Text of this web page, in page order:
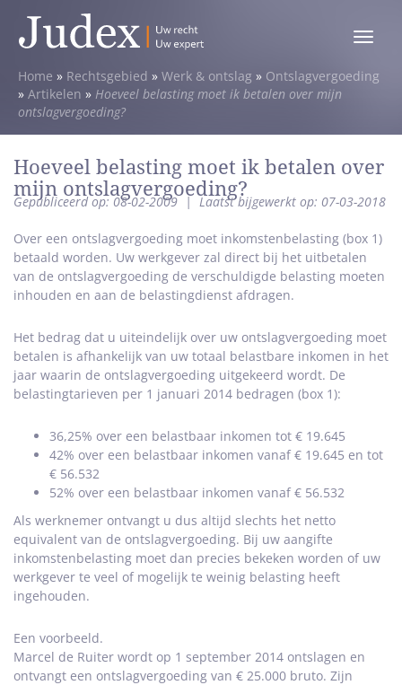
Toggle
Home » Rechtsgebied » Werk & ontslag » Ontslagvergoeding
» Artikelen » Hoeveel belasting moet ik betalen over mijn
ontslagvergoeding?
Hoeveel belasting moet ik betalen over
mijn ontslagvergoeding?
Gepubliceerd op: 08-02-2009 |Laatst bijgewerkt op: 07-03-2018
Over een ontslagvergoeding moet inkomstenbelasting (box 1)
betaald worden. Uw werkgever zal direct bij het uitbetalen
van de ontslagvergoeding de verschuldigde belasting moeten
inhouden en aan de belastingdienst afdragen.
Het bedrag dat u uiteindelijk over uw ontslagvergoeding moet
betalen is afhankelijk van uw totaal belastbare inkomen in het
jaar waarin de ontslagvergoeding uitgekeerd wordt. De
belastingtarieven per 1 januari 2014 bedragen (box 1):
36,25% over een belastbaar inkomen tot € 19.645
42% over een belastbaar inkomen vanaf € 19.645 en tot
€ 56.532
52% over een belastbaar inkomen vanaf € 56.532
Als werknemer ontvangt u dus altijd slechts het netto
equivalent van de ontslagvergoeding. Bij uw aangifte
inkomstenbelasting moet dan precies bekeken worden of uw
werkgever te veel of mogelijk te weinig belasting heeft
ingehouden.
Een voorbeeld.
Marcel de Ruiter wordt op 1 september 2014 ontslagen en
ontvangt een ontslagvergoeding van € 25.000 bruto. Zijn